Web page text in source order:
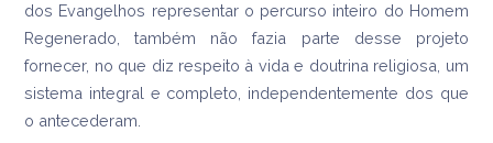
dos Evangelhos representar o percurso inteiro do Homem
Regenerado, também não fazia parte desse projeto
fornecer, no que diz respeito à vida e doutrina religiosa, um
sistema integral e completo, independentemente dos que
o antecederam.